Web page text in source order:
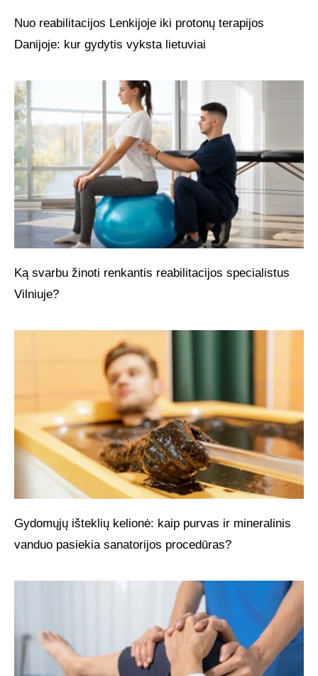
Nuo reabilitacijos Lenkijoje iki protonų terapijos
Danijoje: kur gydytis vyksta lietuviai
Ką svarbu žinoti renkantis reabilitacijos specialistus
Vilniuje?
Gydomųjų išteklių kelionė: kaip purvas ir mineralinis
vanduo pasiekia sanatorijos procedūras?